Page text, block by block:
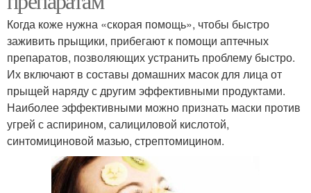
Когда коже нужна «скорая помощь», чтобы быстро
заживить прыщики, прибегают к помощи аптечных
препаратов, позволяющих устранить проблему быстро.
Их включают в составы домашних масок для лица от
прыщей наряду с другим эффективными продуктами.
Наиболее эффективными можно признать маски против
угрей с аспирином, салициловой кислотой,
синтомициновой мазью, стрептомицином.